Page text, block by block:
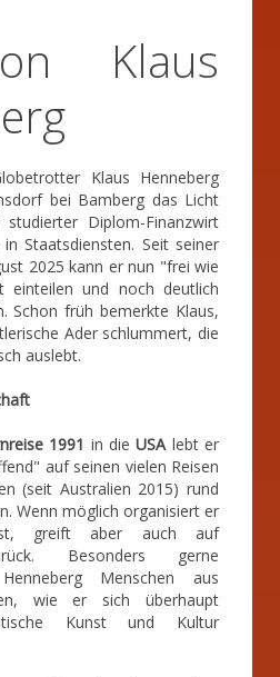
Klaus
Klaus Henneberg
bei Bamberg das Licht
Diplom-Finanzwirt
Staatsdiensten. Seit seiner
2025 kann er nun "frei wie
einteilen und noch deutlich
Schon früh bemerkte Klaus,
Ader schlummert, die
auslebt.
1991 in dieUSAlebt er
auf seinen vielen Reisen
(seit Australien 2015) rund
Wenn möglich organisiert er
greift aber auch auf
Besonders gerne
Menschen aus
wie er sich überhaupt
Kunst und Kultur